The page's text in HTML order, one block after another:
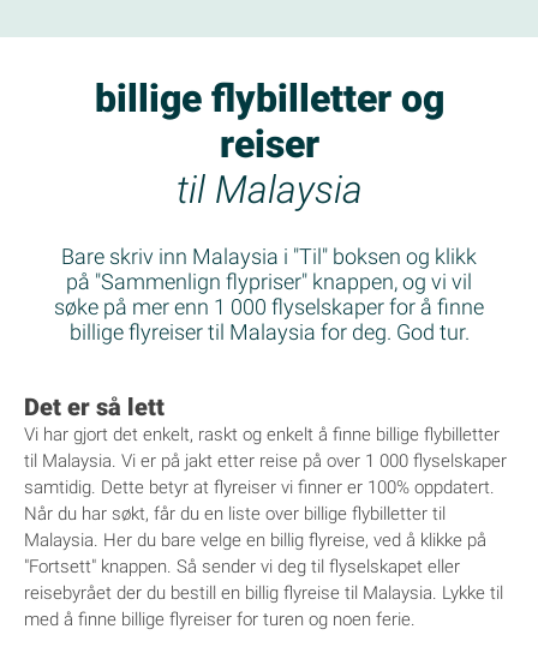
billige flybilletter og
reiser
til Malaysia
Bare skriv inn Malaysia i "Til" boksen og klikk
på "Sammenlign flypriser" knappen, og vi vil
søke på mer enn 1 000 flyselskaper for å finne
billige flyreiser til Malaysia for deg. God tur.
Det er så lett
Vi har gjort det enkelt, raskt og enkelt å finne billige flybilletter
til Malaysia. Vi er på jakt etter reise på over 1 000 flyselskaper
samtidig. Dette betyr at flyreiser vi finner er 100% oppdatert.
Når du har søkt, får du en liste over billige flybilletter til
Malaysia. Her du bare velge en billig flyreise, ved å klikke på
"Fortsett" knappen. Så sender vi deg til flyselskapet eller
reisebyrået der du bestill en billig flyreise til Malaysia. Lykke til
med å finne billige flyreiser for turen og noen ferie.